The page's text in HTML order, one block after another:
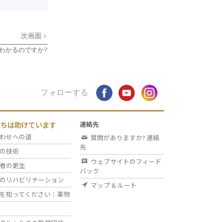
次画面
かるのですか?
フォローする
は助けています
せへの道
技術
の更生
リハビリテーション
知ってください：薬物
連絡先
質問がありますか? 連絡
先
ウェブサイトのフィード
バック
マップ & ルート